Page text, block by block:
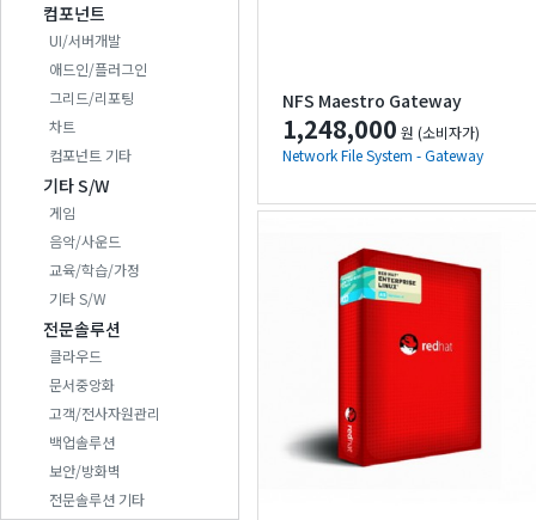
컴포넌트
UI/서버개발
애드인/플러그인
그리드/리포팅
차트
컴포넌트 기타
기타 S/W
게임
음악/사운드
교육/학습/가정
기타 S/W
전문솔루션
클라우드
문서중앙화
고객/전사자원관리
백업솔루션
보안/방화벽
전문솔루션 기타
NFS Maestro Gateway
1,248,000 원 (소비자가)
Network File System - Gateway